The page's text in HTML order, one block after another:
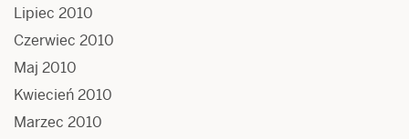
Lipiec 2010
Czerwiec 2010
Maj 2010
Kwiecień 2010
Marzec 2010